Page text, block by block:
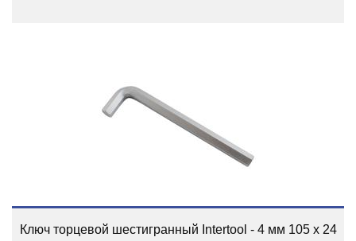
Ключ торцевой шестигранный Intertool - 4 мм 105 х 24